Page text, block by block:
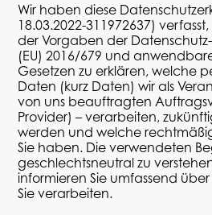
Wir haben diese
18.03.2022-311972637)
der Vorgaben der
(EU) 2016/679 und
Gesetzen zu erklären, welche
Daten (kurz Daten) wir als
von uns beauftragten
Provider) – verarbeiten,
werden und welche
Sie haben. Die verwendeten
geschlechtsneutral zu
informieren Sie umfassend
Sie verarbeiten.